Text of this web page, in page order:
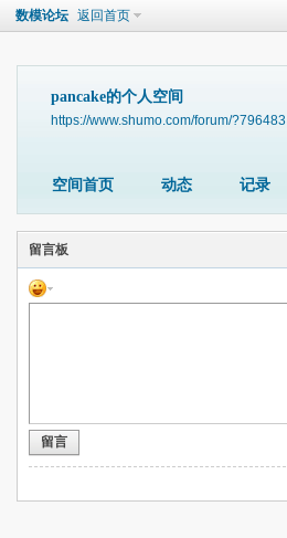
数模论坛 返回首页
pancake的个人空间
https://www.shumo.com/forum/?796483
空间首页 动态 记录
留言板
留言